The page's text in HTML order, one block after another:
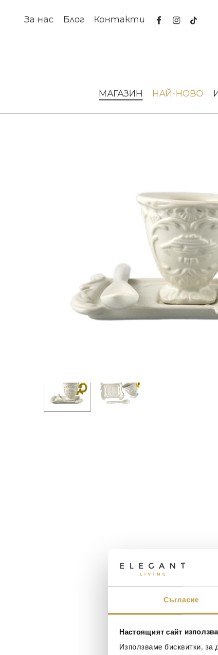
Съгласие
Настоящият сайт
Използваме бисквитки,
За нас Блог Контакти facebookinstagram
tiktok
МАГАЗИН НАЙ-НОВО
Георги Питов